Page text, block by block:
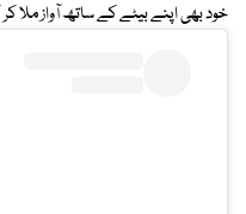
خود بھی اپنے بیٹے کے ساتھ آواز ملا